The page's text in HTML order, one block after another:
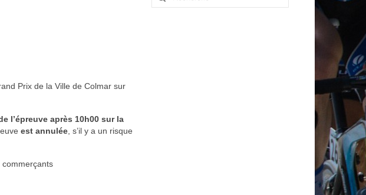
Prix de la Ville de Colmar sur
l’épreuve après 10h00 sur la
est annulée , s’il y a un risque
commerçants